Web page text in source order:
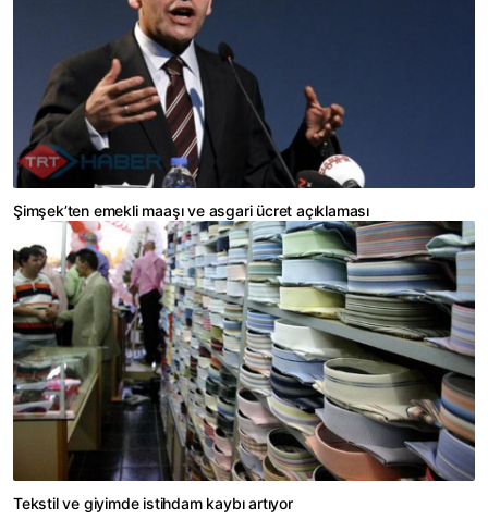
Şimşek’ten emekli maaşı ve asgari ücret açıklaması
Tekstil ve giyimde istihdam kaybı artıyor